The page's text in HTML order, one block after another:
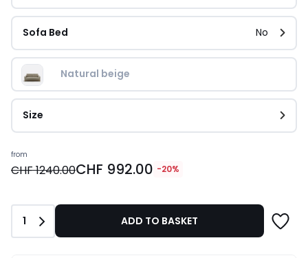
Sofa Bed No
Natural beige
Size
Price
from
CHF
from
CHF 1240.00CHF 992.00 -20%
Quantity
1 ADD TO BASKET